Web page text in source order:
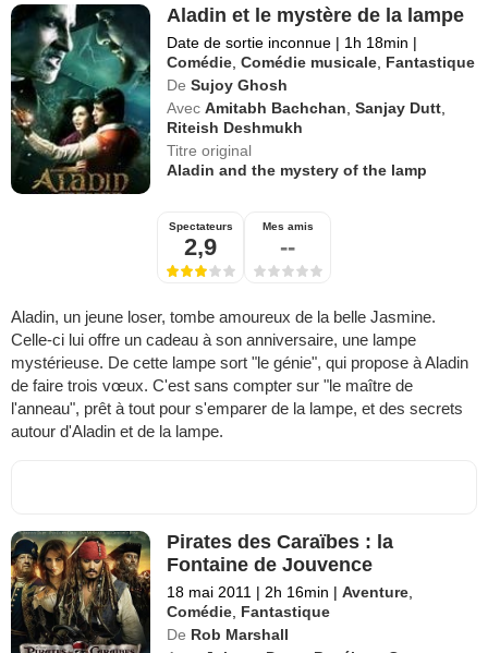
Aladin et le mystère de la lampe
Date de sortie inconnue | 1h 18min |
Comédie ,Comédie musicale Fantastique
De Sujoy Ghosh
Avec Amitabh Bachchan ,Sanjay Dutt
Riteish Deshmukh
Titre original
Aladin and the mystery of the lamp
Spectateurs
2,9
Mes amis
--
Aladin, un jeune loser, tombe amoureux de la belle Jasmine.
Celle-ci lui offre un cadeau à son anniversaire, une lampe
mystérieuse. De cette lampe sort "le génie", qui propose à Aladin
de faire trois vœux. C'est sans compter sur "le maître de
l'anneau", prêt à tout pour s'emparer de la lampe, et des secrets
autour d'Aladin et de la lampe.
Pirates des Caraïbes : la
Fontaine de Jouvence
18 mai 2011 | 2h 16min | Aventure,
Comédie, Fantastique
De Rob Marshall